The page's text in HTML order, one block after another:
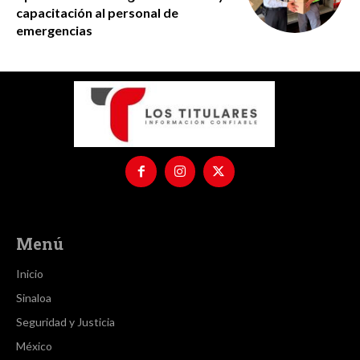
capacitación al personal de
emergencias
Menú
Inicio
Sinaloa
Seguridad y Justicia
México